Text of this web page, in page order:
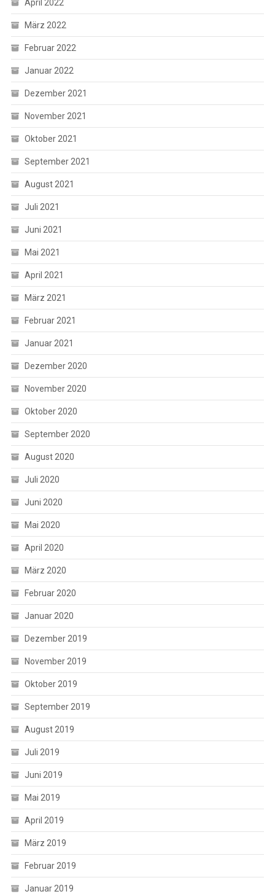
April 2022
März 2022
Februar 2022
Januar 2022
Dezember 2021
November 2021
Oktober 2021
September 2021
August 2021
Juli 2021
Juni 2021
Mai 2021
April 2021
März 2021
Februar 2021
Januar 2021
Dezember 2020
November 2020
Oktober 2020
September 2020
August 2020
Juli 2020
Juni 2020
Mai 2020
April 2020
März 2020
Februar 2020
Januar 2020
Dezember 2019
November 2019
Oktober 2019
September 2019
August 2019
Juli 2019
Juni 2019
Mai 2019
April 2019
März 2019
Februar 2019
Januar 2019